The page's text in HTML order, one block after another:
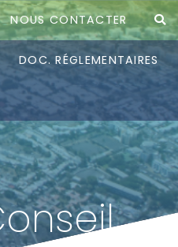
NOUS CONTACTER
DOC. RÉGLEMENTAIRES